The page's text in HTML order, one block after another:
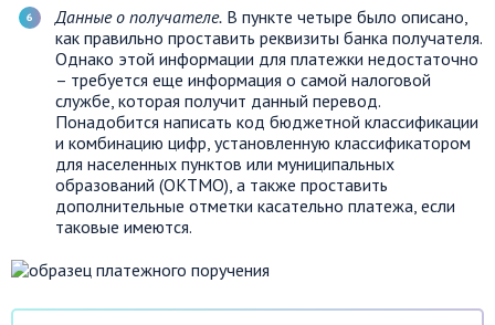
Данные о получателе. В пункте четыре было описано,
как правильно проставить реквизиты банка получателя.
Однако этой информации для платежки недостаточно
– требуется еще информация о самой налоговой
службе, которая получит данный перевод.
Понадобится написать код бюджетной классификации
и комбинацию цифр, установленную классификатором
для населенных пунктов или муниципальных
образований (ОКТМО), а также проставить
дополнительные отметки касательно платежа, если
таковые имеются.